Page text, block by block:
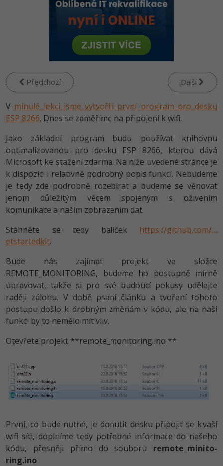
HTML5, CSS3, Bootstrap, SEO
SQL a databáze
UML a návrhové vzory
React
Spring
ASP.NET MVC
Django
Best practices
JavaScript
HTML / CSS
UML a návrhové vzory
MySQL/MariaDB
MS-SQL
SQLite
Vývojář mobilních aplikací
Specialista na AI a bigdata
C# Game developer
Webdesigner
Systémový administrátor
Grafik / UX/UI návrhář
3D grafik
Projektový manažer
Copywriter
WordPress specialista
SEO specialista
Python -80%
-80%
-80%
C++ -80%
Swift
-80%
C
VB.NET
SQL
-80%
Algoritmy
Umělá inteligence (AI) -10%
Pro děti
Více
Fórum
Digitální gramotnost
Marketing
WordPress
SEO -30%
UX
Kryptoměny -25%
Copywriting -30%
MS Office -80%
Time management
Windows
Linux
Sítě
Kybernetická bezpečnost
Fórum
-80%
Adobe Illustrator
Adobe Lightroom -30%
Adobe XD
Adobe InDesign -25%
Blender -80%
Inkscape
Fotografování -80%
Ostatní
Fórum
Předchozí Další
V minulé lekci jsme vytvořili první program pro desku
ESP 8266. Dnes se zaměříme na připojení k wifi.
Jako základní program budu používat knihovnu
optimalizovanou pro desku ESP 8266, kterou dává
Microsoft ke stažení zdarma. Na níže uvedené stránce je
k dispozici i relativně podrobný popis funkcí. Nebudeme
je tedy zde podrobně rozebírat a budeme se věnovat
jenom důležitým věcem spojeným s oživením
komunikace a naším zobrazením dat.
Stáhněte se tedy balíček https://github.com/…
etstartedkit.
Bude nás zajímat projekt ve složce
REMOTE_MONITORING, budeme ho postupně mírně
upravovat, takže si pro své budoucí pokusy udělejte
raději zálohu. V době psaní článku a tvoření tohoto
postupu došlo k drobným změnám v kódu, ale na naši
funkci by to nemělo mít vliv.
Otevřete projekt **remote_moni­toring.ino **
První, co bude nutné, je donutit desku připojit se k vaší
wifi síti, doplníme tedy potřebné informace do našeho
kódu, přesněji přímo do souboru remote_minito­
ring.ino